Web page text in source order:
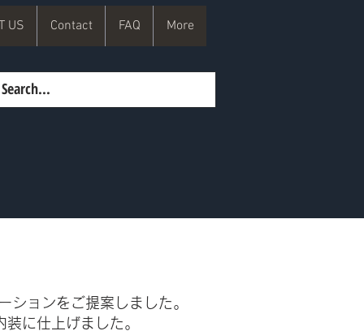
US Contact FAQ More
ョンをご提案しました。
に仕上げました。